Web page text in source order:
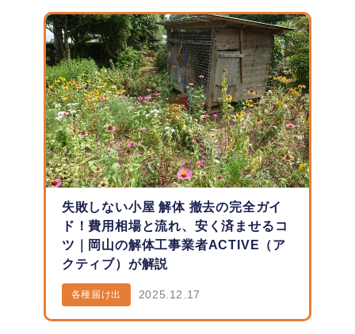
失敗しない小屋 解体 撤去の完全ガイ
ド！費用相場と流れ、安く済ませるコ
ツ｜岡山の解体工事業者ACTIVE（ア
クティブ）が解説
各種届け出 2025.12.17